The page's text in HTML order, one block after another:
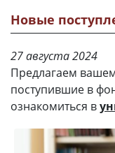
Новые
27 августа 2024
Предлагаем
поступившие в
ознакомиться в